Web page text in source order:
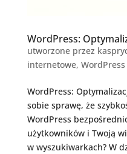
WordPress:
utworzone przez
internetowe, WordPress
WordPress:
sobie sprawę, że
WordPress
użytkowników i Twoją
w wyszukiwarkach? W